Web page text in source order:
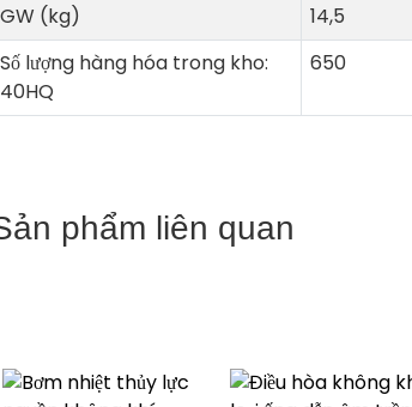
GW (kg)
14,5
Số lượng hàng hóa trong kho:
40HQ
650
phẩm liên quan